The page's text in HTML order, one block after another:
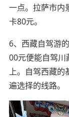
一点。拉萨市内
卡80元。
6、西藏自驾游
00元便能自驾川
上。自驾西藏的
遍选择的线路。